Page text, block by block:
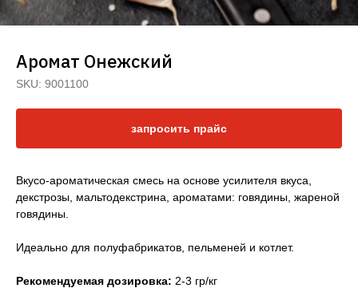
Аромат Онежский
SKU: 9001100
запросить прайс
Вкусо-ароматическая смесь на основе усилителя вкуса,
декстрозы, мальтодекстрина, ароматами: говядины, жареной
говядины.
Идеально для полуфабрикатов, пельменей и котлет.
Рекомендуемая дозировка: 2-3 гр/кг
Каталоги Клиентам